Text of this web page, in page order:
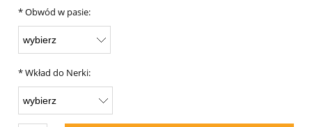
*Obwód w pasie:
*Wkład do Nerki: